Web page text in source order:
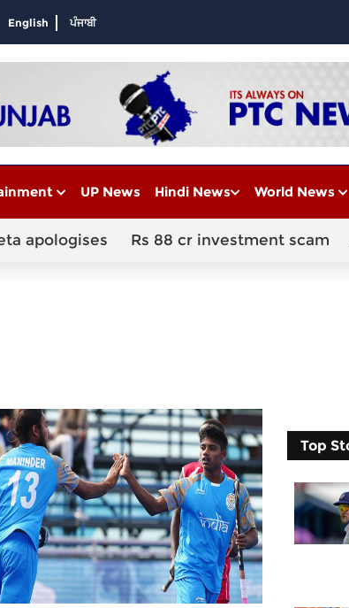
English ਪੰਜਾਬੀ
UP News Hindi News World News
apologises Rs 88 cr investment scam
Top